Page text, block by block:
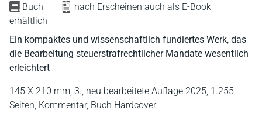
Buch
nach Erscheinen auch als E-Book
erhältlich
Ein kompaktes und wissenschaftlich fundiertes Werk, das
die Bearbeitung steuerstrafrechtlicher Mandate wesentlich
erleichtert
145 X 210 mm, 3., neu bearbeitete Auflage 2025, 1.255
Seiten, Kommentar, Buch Hardcover